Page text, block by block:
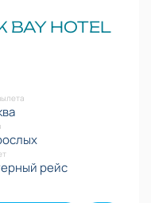
BAY HOTEL
рейс